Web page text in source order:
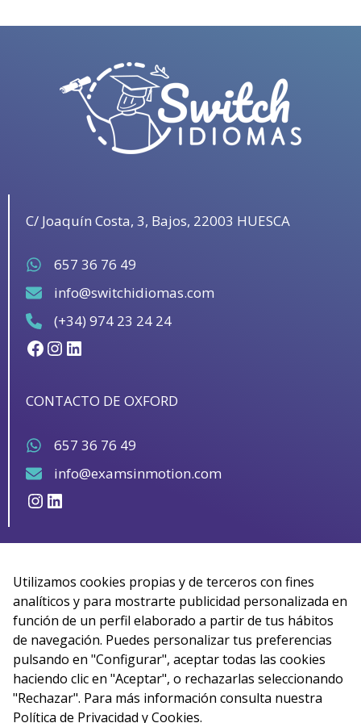
C/ Joaquín Costa, 3, Bajos, 22003 HUESCA
657 36 76 49
info@switchidiomas.com
(+34) 974 23 24 24
Facebook
Instagram
LinkedIn
CONTACTO DE OXFORD
657 36 76 49
info@examsinmotion.com
Instagram
LinkedIn
Utilizamos cookies propias y de terceros con fines
analíticos y para mostrarte publicidad personalizada en
función de un perfil elaborado a partir de tus hábitos
de navegación. Puedes personalizar tus preferencias
pulsando en "Configurar", aceptar todas las cookies
haciendo clic en "Aceptar", o rechazarlas seleccionando
"Rechazar". Para más información consulta nuestra
Política de Privacidad y Cookies.